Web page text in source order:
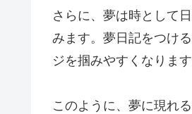
さらに、夢は時として
みます。夢日記をつけ
ジを掴みやすくなります
このように、夢に現れ